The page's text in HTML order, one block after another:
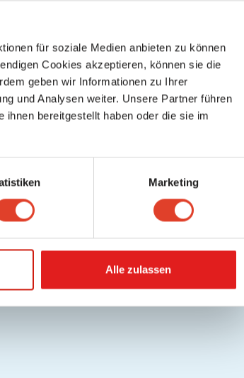
für soziale Medien anbieten zu können
Cookies akzeptieren, können sie die
geben wir Informationen zu Ihrer
und Analysen weiter. Unsere Partner führen
bereitgestellt haben oder die sie im
Marketing
Alle zulassen
AGB Gutschein einlösen Werbung Kontakt
.Deutsch